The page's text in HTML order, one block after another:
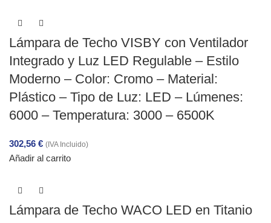
Lámpara de Techo VISBY con Ventilador
Integrado y Luz LED Regulable – Estilo
Moderno – Color: Cromo – Material:
Plástico – Tipo de Luz: LED – Lúmenes:
6000 – Temperatura: 3000 – 6500K
302,56 € (IVA Incluido)
Añadir al carrito
Lámpara de Techo WACO LED en Titanio